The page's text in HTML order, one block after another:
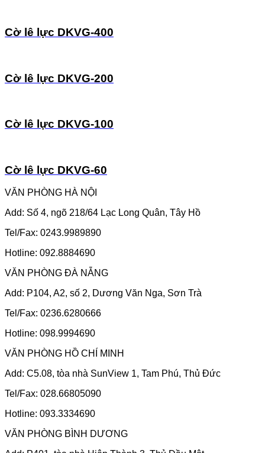
Cờ lê lực DKVG-400
Cờ lê lực DKVG-200
Cờ lê lực DKVG-100
Cờ lê lực DKVG-60
VĂN PHÒNG HÀ NỘI
Add: Số 4, ngõ 218/64 Lạc Long Quân, Tây Hồ
Tel/Fax: 0243.9989890
Hotline: 092.8884690
VĂN PHÒNG ĐÀ NẴNG
Add: P104, A2, số 2, Dương Văn Nga, Sơn Trà
Tel/Fax: 0236.6280666
Hotline: 098.9994690
VĂN PHÒNG HỒ CHÍ MINH
Add: C5.08, tòa nhà SunView 1, Tam Phú, Thủ Đức
Tel/Fax: 028.66805090
Hotline: 093.3334690
VĂN PHÒNG BÌNH DƯƠNG